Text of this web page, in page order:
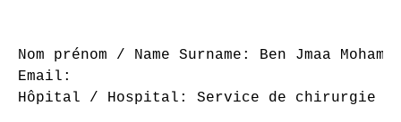
Nom prénom / Name Surname: Ben Jmaa
Email:
Hôpital / Hospital: Service de chirurgie